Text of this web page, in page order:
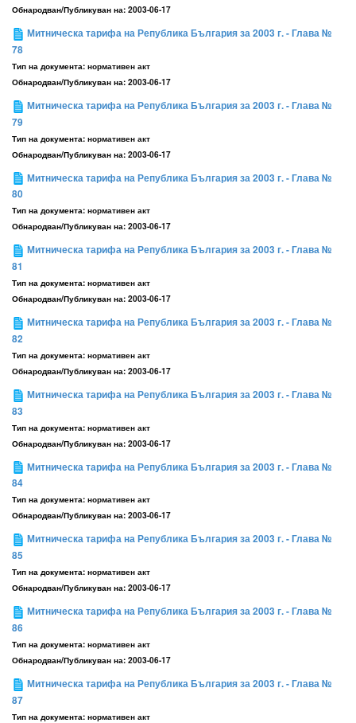
Обнародван/Публикуван на: 2003-06-17
Митническа тарифа на Република България за 2003 г. - Глава №
78
Тип на документа: нормативен акт
Обнародван/Публикуван на: 2003-06-17
Митническа тарифа на Република България за 2003 г. - Глава №
79
Тип на документа: нормативен акт
Обнародван/Публикуван на: 2003-06-17
Митническа тарифа на Република България за 2003 г. - Глава №
80
Тип на документа: нормативен акт
Обнародван/Публикуван на: 2003-06-17
Митническа тарифа на Република България за 2003 г. - Глава №
81
Тип на документа: нормативен акт
Обнародван/Публикуван на: 2003-06-17
Митническа тарифа на Република България за 2003 г. - Глава №
82
Тип на документа: нормативен акт
Обнародван/Публикуван на: 2003-06-17
Митническа тарифа на Република България за 2003 г. - Глава №
83
Тип на документа: нормативен акт
Обнародван/Публикуван на: 2003-06-17
Митническа тарифа на Република България за 2003 г. - Глава №
84
Тип на документа: нормативен акт
Обнародван/Публикуван на: 2003-06-17
Митническа тарифа на Република България за 2003 г. - Глава №
85
Тип на документа: нормативен акт
Обнародван/Публикуван на: 2003-06-17
Митническа тарифа на Република България за 2003 г. - Глава №
86
Тип на документа: нормативен акт
Обнародван/Публикуван на: 2003-06-17
Митническа тарифа на Република България за 2003 г. - Глава №
87
Тип на документа: нормативен акт